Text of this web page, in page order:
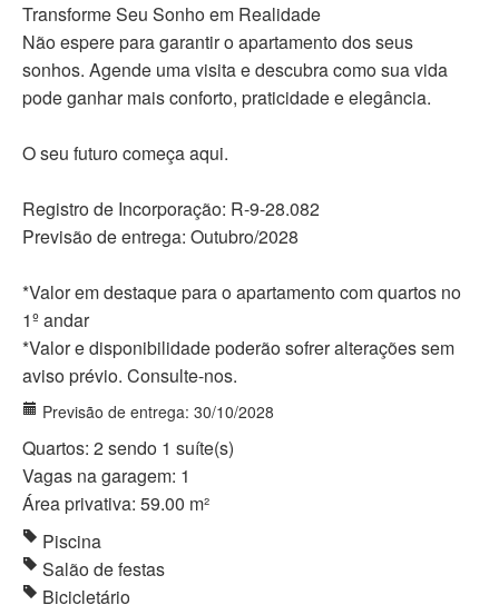
Transforme Seu Sonho em Realidade
Não espere para garantir o apartamento dos seus
sonhos. Agende uma visita e descubra como sua vida
pode ganhar mais conforto, praticidade e elegância.
O seu futuro começa aqui.
Registro de Incorporação: R-9-28.082
Previsão de entrega: Outubro/2028
*Valor em destaque para o apartamento com quartos no
1º andar
*Valor e disponibilidade poderão sofrer alterações sem
aviso prévio. Consulte-nos.
Previsão de entrega: 30/10/2028
Quartos: 2 sendo 1 suíte(s)
Vagas na garagem: 1
Área privativa: 59.00 m²
Piscina
Salão de festas
Bicicletário